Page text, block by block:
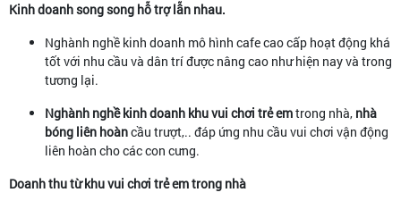
Kinh doanh song song hỗ trợ lẫn nhau.
Nghành nghề kinh doanh mô hình cafe cao cấp hoạt động khá
tốt với nhu cầu và dân trí được nâng cao như hiện nay và trong
tương lại.
Nghành nghề kinh doanh khu vui chơi trẻ emtrong nhà, nhà
bóng liên hoàncầu trượt,.. đáp ứng nhu cầu vui chơi vận động
liên hoàn cho các con cưng.
Doanh thu từ khu vui chơi trẻ em trong nhà